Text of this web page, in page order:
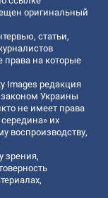
оригинальный
статьи,
на которые
Images редакция
Украины
не имеет права
их
воспроизводству,
зрения,